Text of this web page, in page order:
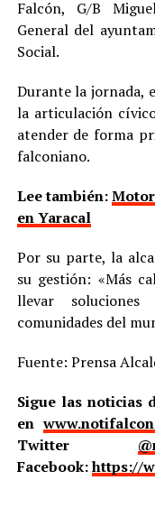
Falcón, G/B
General del
Social.
Durante la jornada,
la articulación
atender de forma
falconiano.
Lee también:
en Yaracal
Por su parte, la
su gestión: «Más
llevar
comunidades del
Fuente: Prensa
Sigue las noticias
en
Twitter
Facebook:https://